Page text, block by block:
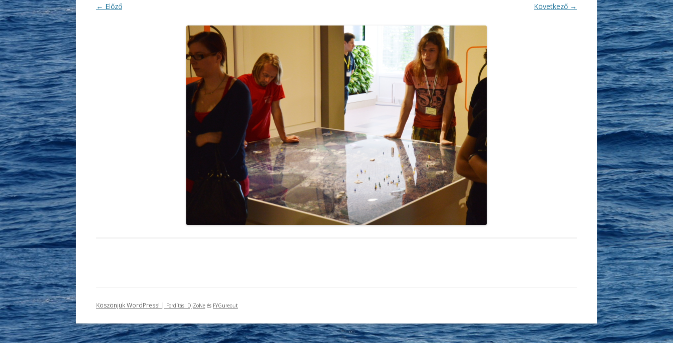
← Előző Következő →
Köszönjük WordPress! | Fordítás: DjZoNe és FYGureout